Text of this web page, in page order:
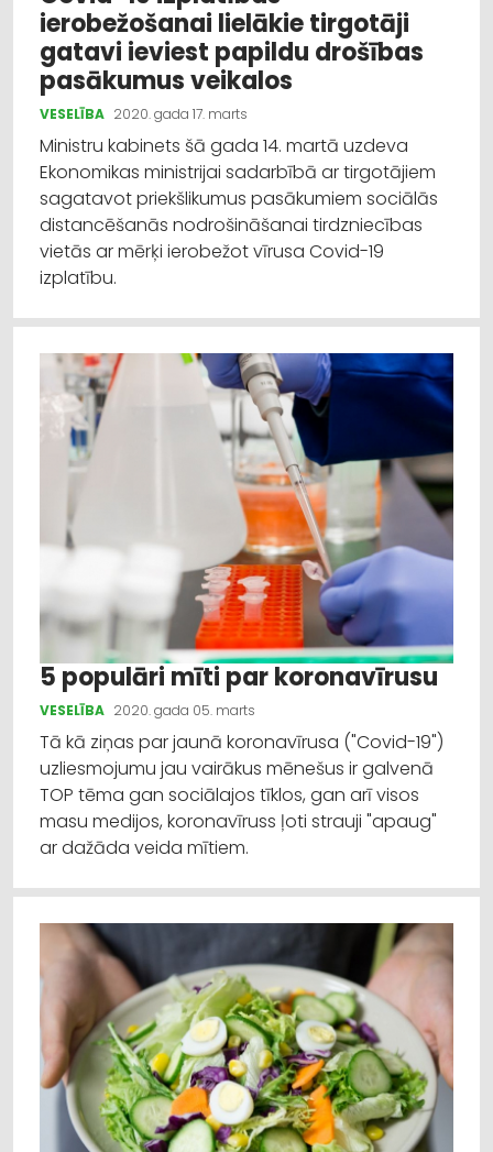
ierobežošanai lielākie tirgotāji
gatavi ieviest papildu drošības
pasākumus veikalos
VESELĪBA 2020. gada 17. marts
Ministru kabinets šā gada 14. martā uzdeva
Ekonomikas ministrijai sadarbībā ar tirgotājiem
sagatavot priekšlikumus pasākumiem sociālās
distancēšanās nodrošināšanai tirdzniecības
vietās ar mērķi ierobežot vīrusa Covid-19
izplatību.
5 populāri mīti par koronavīrusu
VESELĪBA 2020. gada 05. marts
Tā kā ziņas par jaunā koronavīrusa ("Covid-19")
uzliesmojumu jau vairākus mēnešus ir galvenā
TOP tēma gan sociālajos tīklos, gan arī visos
masu medijos, koronavīruss ļoti strauji "apaug"
ar dažāda veida mītiem.